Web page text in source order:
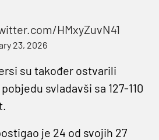
HMxyZuvN41
23, 2026
su također ostvarili
svladavši sa 127-110
je 24 od svojih 27